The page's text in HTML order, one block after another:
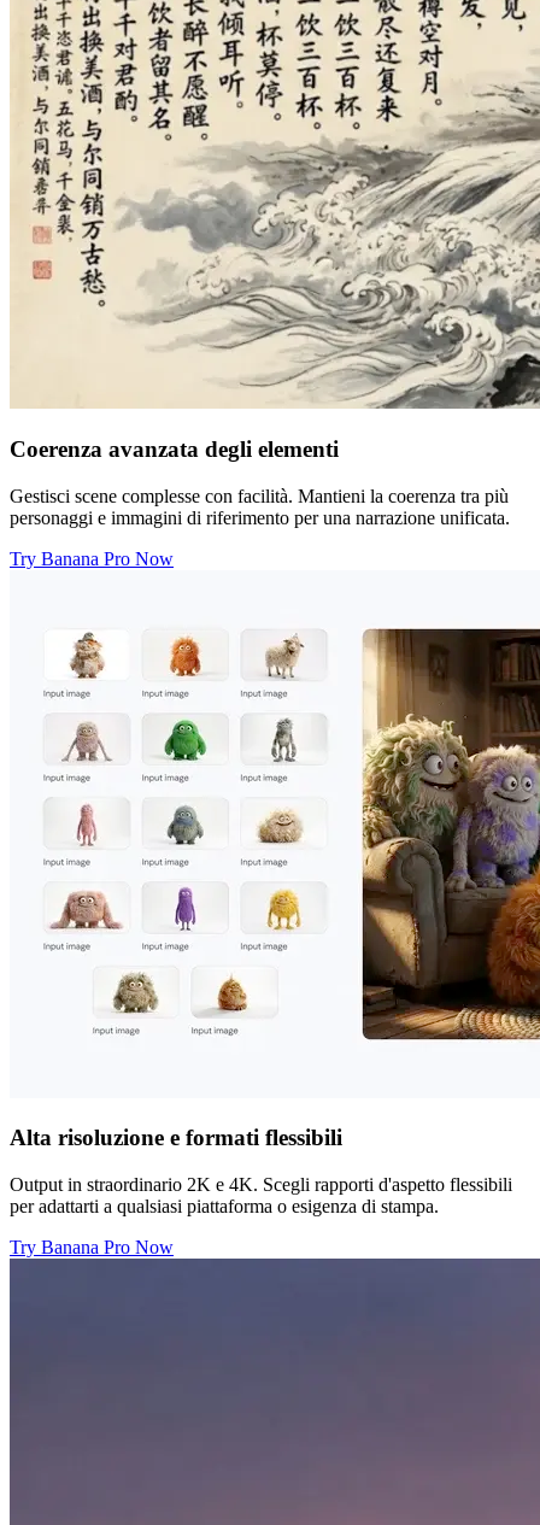
Coerenza avanzata degli elementi
Gestisci scene complesse con facilità. Mantieni la coerenza tra più
personaggi e immagini di riferimento per una narrazione unificata.
Try Banana Pro Now
Alta risoluzione e formati flessibili
Output in straordinario 2K e 4K. Scegli rapporti d'aspetto flessibili
per adattarti a qualsiasi piattaforma o esigenza di stampa.
Try Banana Pro Now